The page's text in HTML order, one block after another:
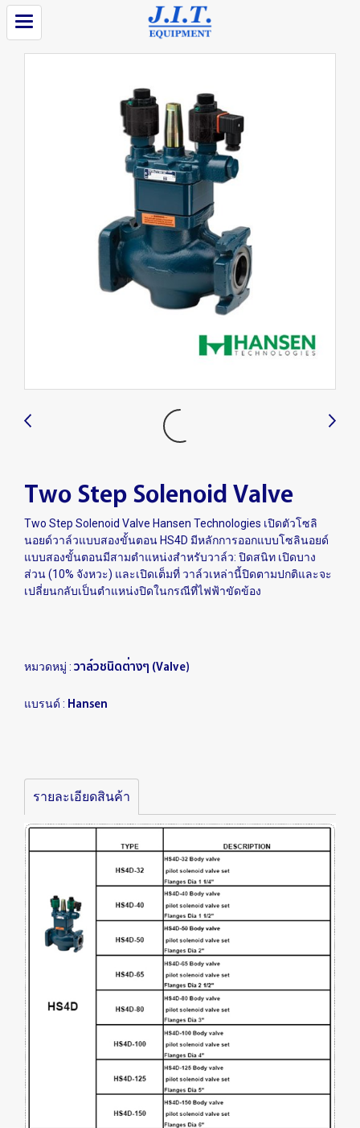
Two Step Solenoid Valve
Two Step Solenoid Valve Hansen Technologies เปิดตัวโซลิ
นอยด์วาล์วแบบสองขั้นตอน HS4D มีหลักการออกแบบโซลินอยด์
แบบสองขั้นตอนมีสามตำแหน่งสำหรับวาล์ว: ปิดสนิท เปิดบาง
ส่วน (10% จังหวะ) และเปิดเต็มที่ วาล์วเหล่านี้ปิดตามปกติและจะ
เปลี่ยนกลับเป็นตำแหน่งปิดในกรณีที่ไฟฟ้าขัดข้อง
หมวดหมู่ : วาล์วชนิดต่างๆ (Valve)
แบรนด์ : Hansen
รายละเอียดสินค้า